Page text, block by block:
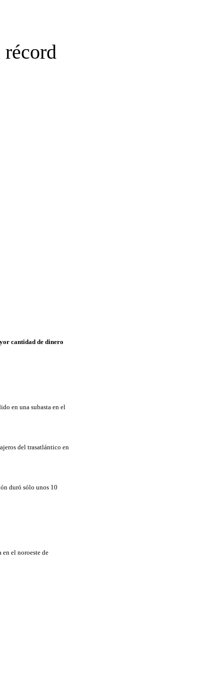
cantidad de dinero
en una subasta en el
del trasatlántico en
duró sólo unos 10
en el noroeste de